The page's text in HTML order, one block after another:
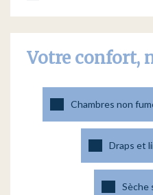
Votre confort,
Chambres non
Draps et
Sèche